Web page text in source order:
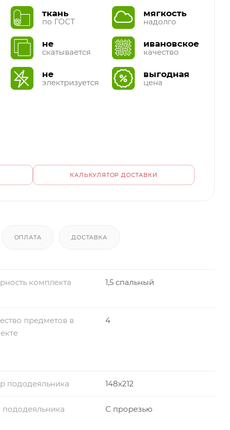
ткань
по ГОСТ
не
скатывается
не
электризуется
мягкость
надолго
ивановское
качество
выгодная
цена
КАЛЬКУЛЯТОР ДОСТАВКИ
ОПЛАТА ДОСТАВКА
комплекта 1,5 спальный
предметов в
4
пододеяльника 148x212
С прорезью